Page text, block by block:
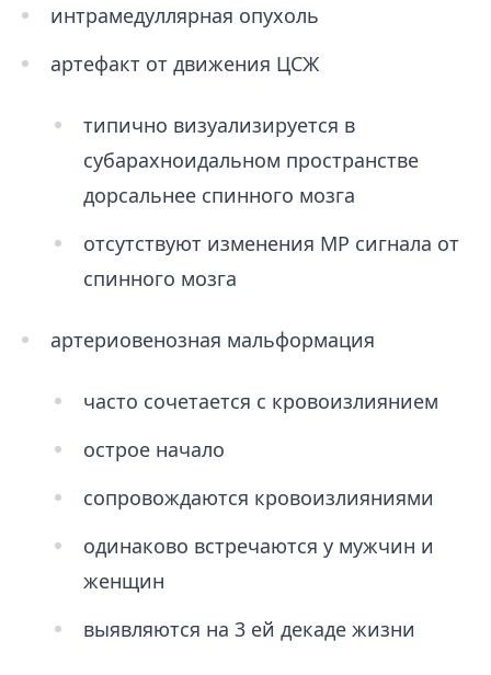
интрамедуллярная опухоль
артефакт от движения ЦСЖ
типично визуализируется в
субарахноидальном пространстве
дорсальнее спинного мозга
отсутствуют изменения МР сигнала от
спинного мозга
артериовенозная мальформация
часто сочетается с кровоизлиянием
острое начало
сопровождаются кровоизлияниями
одинаково встречаются у мужчин и
женщин
выявляются на 3 ей декаде жизни